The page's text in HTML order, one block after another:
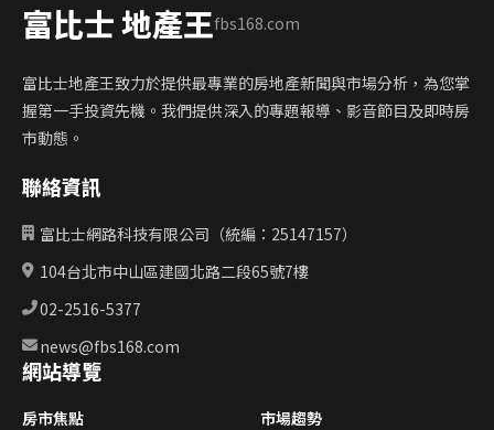
富比士 地產王fbs168.com
富比士地產王致力於提供最專業的房地產新聞與市場分析，為您掌
握第一手投資先機。我們提供深入的專題報導、影音節目及即時房
市動態。
聯絡資訊
富比士網路科技有限公司（統編：25147157）
104台北市中山區建國北路二段65號7樓
02-2516-5377
news@fbs168.com
網站導覽
房市焦點 市場趨勢